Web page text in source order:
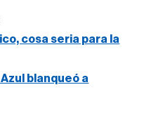
cosa seria para la
blanqueó a